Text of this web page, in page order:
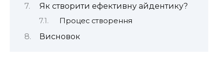
Як створити ефективну айдентику?
Процес створення
Висновок